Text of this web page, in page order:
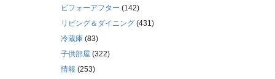
ビフォーアフター (142)
リビング＆ダイニング (431)
冷蔵庫 (83)
子供部屋 (322)
情報 (253)